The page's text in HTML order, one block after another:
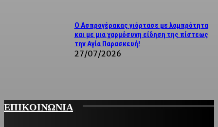
Ο Ασπρογέρακας γιόρτασε με λαμπρότητα
και με μια χαρμόσυνη είδηση της πίστεως
την Αγία Παρασκευή!
27/07/2026
ΕΠΙΚΟΙΝΩΝΙΑ